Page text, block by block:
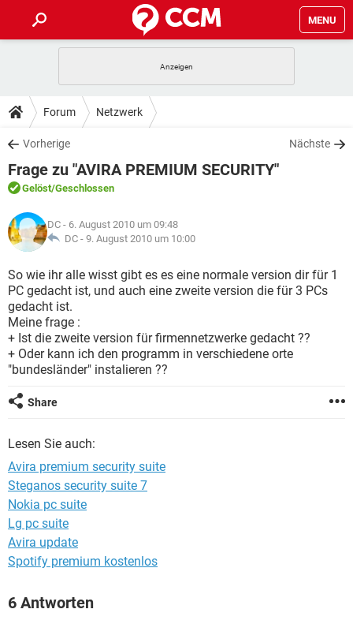
MENU
ANDROID
WINDOWS 10
WHATSAPP TIKTOK
FACEBOOK
TIPPS & TRICKS
SPIELE
WINDOWS 10
WHATSAPP
FACEBOOK HARDWARE
DOWNLOADS
SPIELE STREAMING
ANDROID
WINDOWS 10
WHATSAPP
FACEBOOK HARDWARE
FORUM
SPIELE
ANDROID IOS
WHATSAPP TIKTOK
FACEBOOK
LEXIKON
SPIELE
ANDROID IOS
WINDOWS 10
WHATSAPP TIKTOK
FACEBOOK HARDWARE
Forum Netzwerk
Vorherige Nächste
Frage zu "AVIRA PREMIUM SECURITY"
Gelöst/Geschlossen
DC - 6. August 2010 um 09:48
DC - 9. August 2010 um 10:00
So wie ihr alle wisst gibt es es eine normale version dir für 1
PC gedacht ist, und auch eine zweite version die für 3 PCs
gedacht ist.
Meine frage :
+ Ist die zweite version für firmennetzwerke gedacht ??
+ Oder kann ich den programm in verschiedene orte
"bundesländer" instalieren ??
Share
Lesen Sie auch:
Avira premium security suite
Steganos security suite 7
Nokia pc suite
Lg pc suite
Avira update
Spotify premium kostenlos
6 Antworten